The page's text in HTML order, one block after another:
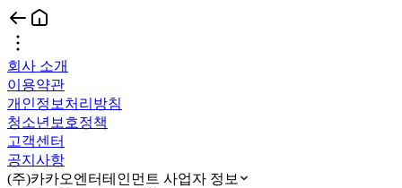
회사 소개
이용약관
개인정보처리방침
청소년보호정책
고객센터
공지사항
(주)카카오엔터테인먼트 사업자 정보